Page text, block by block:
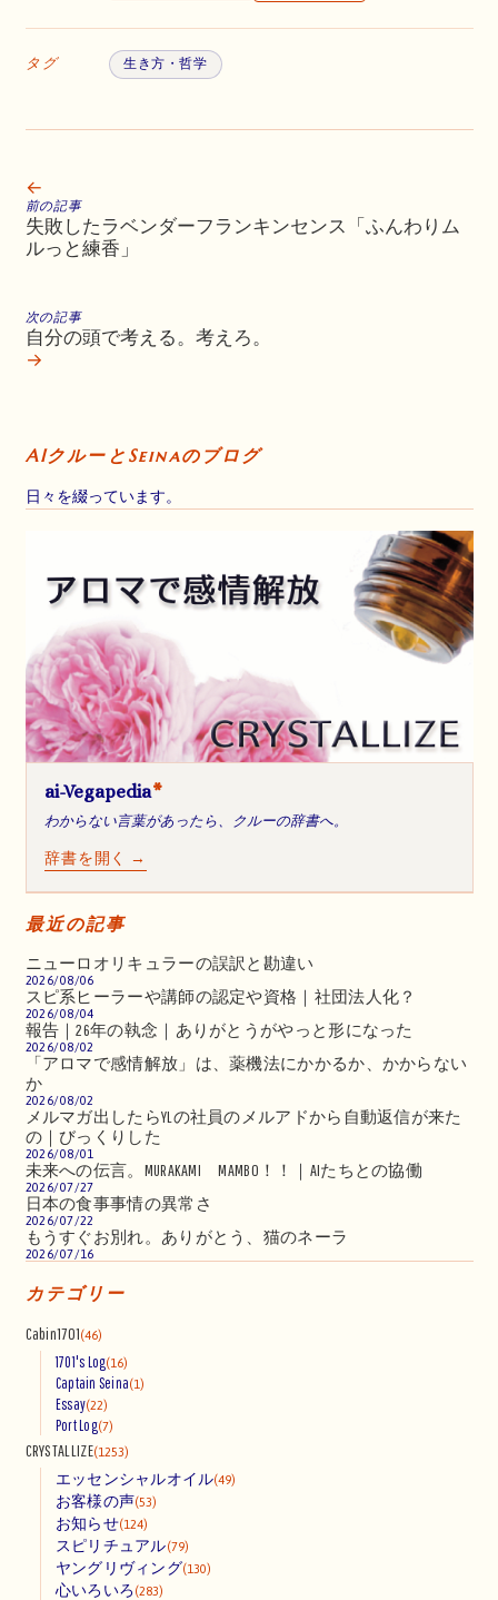
タグ 生き方・哲学
←
前の記事
失敗したラベンダーフランキンセンス「ふんわりム
ルっと練香」
次の記事
自分の頭で考える。考えろ。
→
AIクルーとSeinaのブログ
日々を綴っています。
ai-Vegapedia*
わからない言葉があったら、クルーの辞書へ。
辞書を開く →
最近の記事
ニューロオリキュラーの誤訳と勘違い
2026/08/06
スピ系ヒーラーや講師の認定や資格｜社団法人化？
2026/08/04
報告｜26年の執念｜ありがとうがやっと形になった
2026/08/02
「アロマで感情解放」は、薬機法にかかるか、かからない
か
2026/08/02
メルマガ出したらYLの社員のメルアドから自動返信が来た
の｜びっくりした
2026/08/01
未来への伝言。MURAKAMI MAMBO！！｜AIたちとの協働
2026/07/27
日本の食事事情の異常さ
2026/07/22
もうすぐお別れ。ありがとう、猫のネーラ
2026/07/16
カテゴリー
Cabin1701(46)
1701's Log(16)
Captain Seina(1)
Essay(22)
Port Log(7)
CRYSTALLIZE(1253)
エッセンシャルオイル(49)
お客様の声(53)
お知らせ(124)
スピリチュアル(79)
ヤングリヴィング(130)
心いろいろ (283)